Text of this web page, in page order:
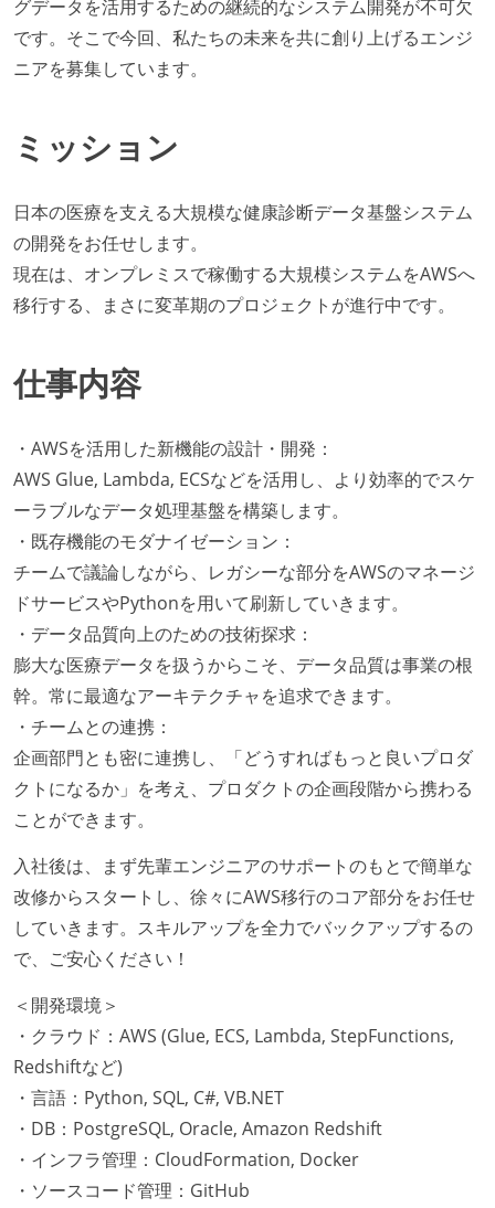
グデータを活用するための継続的なシステム開発が不可欠
です。そこで今回、私たちの未来を共に創り上げるエンジ
ニアを募集しています。
ミッション
日本の医療を支える大規模な健康診断データ基盤システム
の開発をお任せします。
現在は、オンプレミスで稼働する大規模システムをAWSへ
移行する、まさに変革期のプロジェクトが進行中です。
仕事内容
・AWSを活用した新機能の設計・開発：
AWS Glue, Lambda, ECSなどを活用し、より効率的でスケ
ーラブルなデータ処理基盤を構築します。
・既存機能のモダナイゼーション：
チームで議論しながら、レガシーな部分をAWSのマネージ
ドサービスやPythonを用いて刷新していきます。
・データ品質向上のための技術探求：
膨大な医療データを扱うからこそ、データ品質は事業の根
幹。常に最適なアーキテクチャを追求できます。
・チームとの連携：
企画部門とも密に連携し、「どうすればもっと良いプロダ
クトになるか」を考え、プロダクトの企画段階から携わる
ことができます。
入社後は、まず先輩エンジニアのサポートのもとで簡単な
改修からスタートし、徐々にAWS移行のコア部分をお任せ
していきます。スキルアップを全力でバックアップするの
で、ご安心ください！
＜開発環境＞
・クラウド：AWS (Glue, ECS, Lambda, StepFunctions,
Redshiftなど)
・言語：Python, SQL, C#, VB.NET
・DB：PostgreSQL, Oracle, Amazon Redshift
・インフラ管理：CloudFormation, Docker
・ソースコード管理：GitHub